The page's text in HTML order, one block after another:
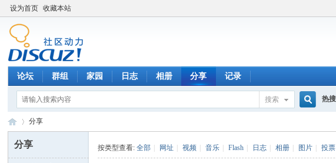
设为首页 收藏本站
论坛 群组 家园 日志 相册 分享 记录
搜索 热
分享
分享 按类型查看:全部 网址 视频 音乐 Flash 日志 相册 图片 投票